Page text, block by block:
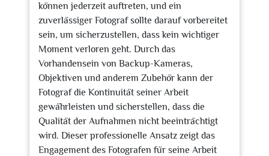
können jederzeit auftreten, und ein
zuverlässiger Fotograf sollte darauf vorbereitet
sein, um sicherzustellen, dass kein wichtiger
Moment verloren geht. Durch das
Vorhandensein von Backup-Kameras,
Objektiven und anderem Zubehör kann der
Fotograf die Kontinuität seiner Arbeit
gewährleisten und sicherstellen, dass die
Qualität der Aufnahmen nicht beeinträchtigt
wird. Dieser professionelle Ansatz zeigt das
Engagement des Fotografen für seine Arbeit